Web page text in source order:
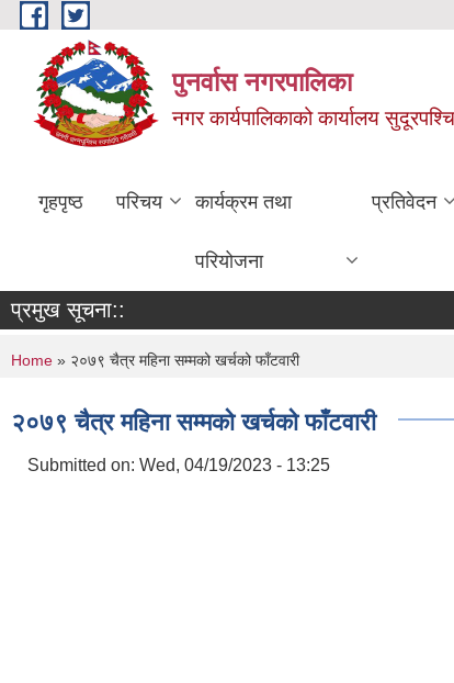
Skip to main content
पुनर्वास नगरपालिका
नगर कार्यपालिकाको कार्यालय
गृहपृष्ठ परिचय कार्यक्रम तथा
परियोजना
प्रतिवेदन
प्रमुख सूचना::
You are here
Home » २०७९ चैत्र महिना सम्मको खर्चको फाँटवारी
२०७९ चैत्र महिना सम्मको खर्चको फाँटवारी
Submitted on: Wed, 04/19/2023 - 13:25